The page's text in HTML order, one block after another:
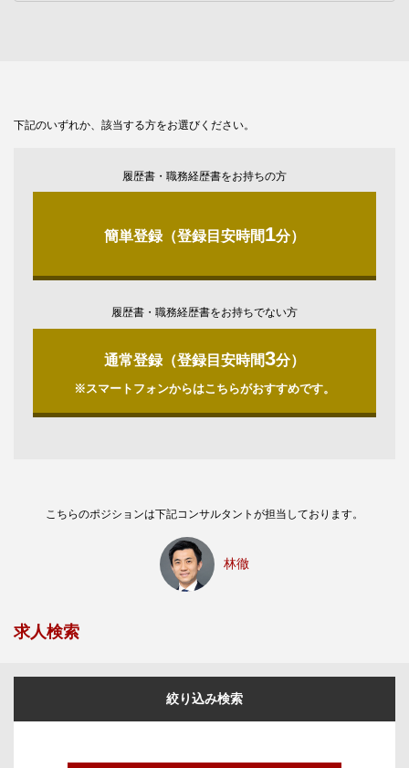
下記のいずれか、該当する方をお選びください。
履歴書・職務経歴書をお持ちの方
簡単登録（登録目安時間1分）
履歴書・職務経歴書をお持ちでない方
通常登録（登録目安時間3分）
※スマートフォンからはこちらがおすすめです。
こちらのポジションは下記コンサルタントが担当しております。
林徹
求人検索
絞り込み検索